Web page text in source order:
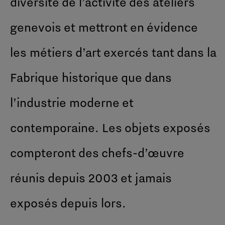
genevois et mettront en évidence
les métiers d’art exercés tant dans la
Fabrique historique que dans
l’industrie moderne et
contemporaine. Les objets exposés
compteront des chefs-d’œuvre
réunis depuis 2003 et jamais
exposés depuis lors.